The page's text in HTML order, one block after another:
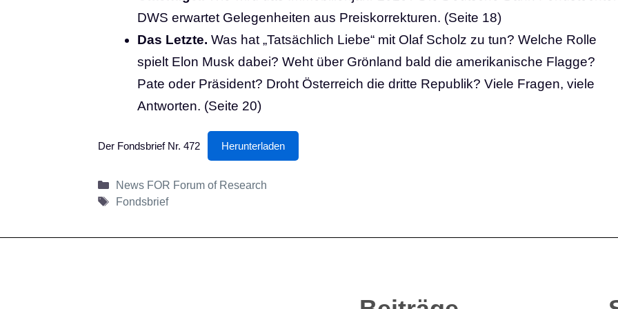
DWS erwartet Gelegenheiten aus Preiskorrekturen. (Seite 18)
Das Letzte. Was hat „Tatsächlich Liebe“ mit Olaf Scholz zu tun? Welche Rolle
spielt Elon Musk dabei? Weht über Grönland bald die amerikanische Flagge?
Pate oder Präsident? Droht Österreich die dritte Republik? Viele Fragen, viele
Antworten. (Seite 20)
Der Fondsbrief Nr. 472 Herunterladen
Kategorien
News FOR Forum of Research
Schlagwörter
Fondsbrief